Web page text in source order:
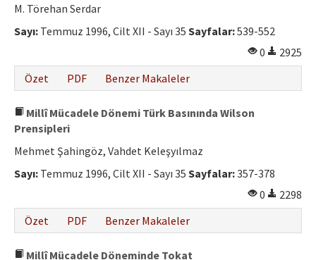
M. Törehan Serdar
Sayı: Temmuz 1996, Cilt XII - Sayı 35 Sayfalar:539-552
0
2925
Özet
PDF Benzer Makaleler
Millî Mücadele Dönemi Türk Basınında Wilson
Prensipleri
Mehmet Şahingöz, Vahdet Keleşyılmaz
Sayı: Temmuz 1996, Cilt XII - Sayı 35 Sayfalar:357-378
0
2298
Özet
PDF Benzer Makaleler
Millî Mücadele Döneminde Tokat